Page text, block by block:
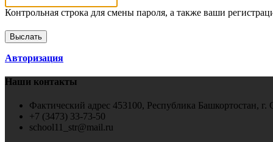
Контрольная строка для смены пароля, а также ваши
Авторизация
Наши контакты
Фактический адрес 453100, Республика Башкортостан,
+7 (3473) 33-73-50
school11_str@mail.ru